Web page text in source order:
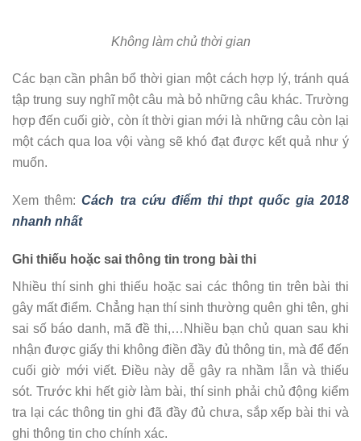
Không làm chủ thời gian
Các bạn cần phân bổ thời gian một cách hợp lý, tránh quá
tập trung suy nghĩ một câu mà bỏ những câu khác. Trường
hợp đến cuối giờ, còn ít thời gian mới là những câu còn lại
một cách qua loa vội vàng sẽ khó đạt được kết quả như ý
muốn.
Xem thêm:Cách tra cứu điểm thi thpt quốc gia 2018
nhanh nhất
Ghi thiếu hoặc sai thông tin trong bài thi
Nhiều thí sinh ghi thiếu hoặc sai các thông tin trên bài thi
gây mất điểm. Chẳng hạn thí sinh thường quên ghi tên, ghi
sai số báo danh, mã đề thi,…Nhiều bạn chủ quan sau khi
nhận được giấy thi không điền đầy đủ thông tin, mà để đến
cuối giờ mới viết. Điều này dễ gây ra nhầm lẫn và thiếu
sót. Trước khi hết giờ làm bài, thí sinh phải chủ động kiểm
tra lại các thông tin ghi đã đầy đủ chưa, sắp xếp bài thi và
ghi thông tin cho chính xác.